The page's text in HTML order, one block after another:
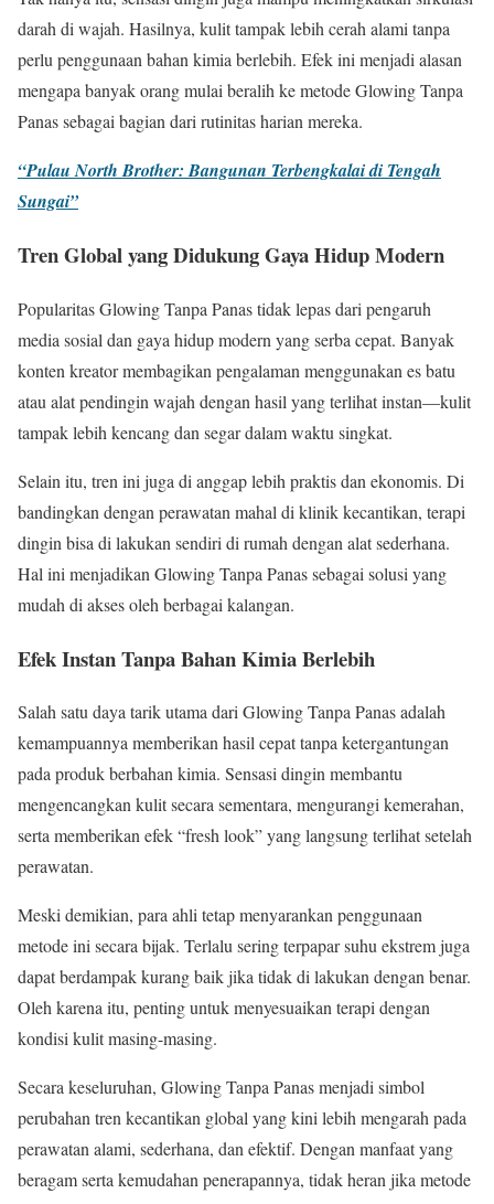
darah di wajah. Hasilnya, kulit tampak lebih cerah alami tanpa
perlu penggunaan bahan kimia berlebih. Efek ini menjadi alasan
mengapa banyak orang mulai beralih ke metode Glowing Tanpa
Panas sebagai bagian dari rutinitas harian mereka.
“Pulau North Brother: Bangunan Terbengkalai di Tengah
Sungai”
Tren Global yang Didukung Gaya Hidup Modern
Popularitas Glowing Tanpa Panas tidak lepas dari pengaruh
media sosial dan gaya hidup modern yang serba cepat. Banyak
konten kreator membagikan pengalaman menggunakan es batu
atau alat pendingin wajah dengan hasil yang terlihat instan—kulit
tampak lebih kencang dan segar dalam waktu singkat.
Selain itu, tren ini juga di anggap lebih praktis dan ekonomis. Di
bandingkan dengan perawatan mahal di klinik kecantikan, terapi
dingin bisa di lakukan sendiri di rumah dengan alat sederhana.
Hal ini menjadikan Glowing Tanpa Panas sebagai solusi yang
mudah di akses oleh berbagai kalangan.
Efek Instan Tanpa Bahan Kimia Berlebih
Salah satu daya tarik utama dari Glowing Tanpa Panas adalah
kemampuannya memberikan hasil cepat tanpa ketergantungan
pada produk berbahan kimia. Sensasi dingin membantu
mengencangkan kulit secara sementara, mengurangi kemerahan,
serta memberikan efek “fresh look” yang langsung terlihat setelah
perawatan.
Meski demikian, para ahli tetap menyarankan penggunaan
metode ini secara bijak. Terlalu sering terpapar suhu ekstrem juga
dapat berdampak kurang baik jika tidak di lakukan dengan benar.
Oleh karena itu, penting untuk menyesuaikan terapi dengan
kondisi kulit masing-masing.
Secara keseluruhan, Glowing Tanpa Panas menjadi simbol
perubahan tren kecantikan global yang kini lebih mengarah pada
perawatan alami, sederhana, dan efektif. Dengan manfaat yang
beragam serta kemudahan penerapannya, tidak heran jika metode